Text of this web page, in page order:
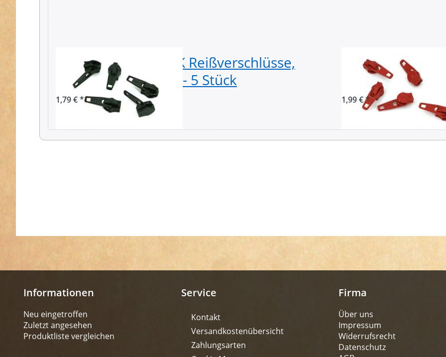
Zipper für 3mm YKK Reißverschlüsse,
Farbe: schwarz 580 - 5 Stück
1,79 € *
Zipper für
Farbe: rot 519
1,99 € *
Informationen
Neu eingetroffen
Zuletzt angesehen
Produktliste vergleichen
Service
Kontakt
Versandkostenübersicht
Zahlungsarten
Firma
Über uns
Impressum
Widerrufsrecht
Datenschutz